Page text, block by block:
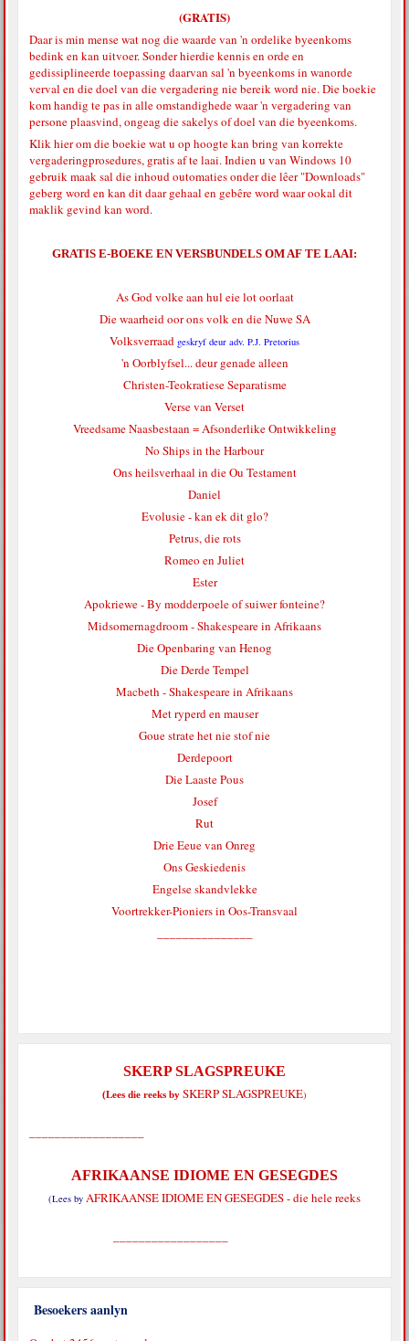
(GRATIS)
Daar is min mense wat nog die waarde van 'n ordelike byeenkoms
bedink en kan uitvoer. Sonder hierdie kennis en orde en
gedissiplineerde toepassing daarvan sal 'n byeenkoms in wanorde
verval en die doel van die vergadering nie bereik word nie. Die boekie
kom handig te pas in alle omstandighede waar 'n vergadering van
persone plaasvind, ongeag die sakelys of doel van die byeenkoms.
Klik hierom die boekie wat u op hoogte kan bring van korrekte
vergaderingprosedures, gratis af te laai. Indien u van Windows 10
gebruik maak sal die inhoud outomaties onder die lêer "Downloads"
geberg word en kan dit daar gehaal en gebêre word waar ookal dit
maklik gevind kan word.
GRATIS E-BOEKE EN VERSBUNDELS OM AF TE LAAI:
As God volke aan hul eie lot oorlaat
Die waarheid oor ons volk en die Nuwe SA
Volksverraad geskryf deur adv. P.J. Pretorius
'n Oorblyfsel... deur genade alleen
Christen-Teokratiese Separatisme
Verse van Verset
Vreedsame Naasbestaan = Afsonderlike Ontwikkeling
No Ships in the Harbour
Ons heilsverhaal in die Ou Testament
Daniel
Evolusie - kan ek dit glo?
Petrus, die rots
Romeo en Juliet
Ester
Apokriewe - By modderpoele of suiwer fonteine?
Midsomernagdroom - Shakespeare in Afrikaans
Die Openbaring van Henog
Die Derde Tempel
Macbeth - Shakespeare in Afrikaans
Met ryperd en mauser
Goue strate het nie stof nie
Derdepoort
Die Laaste Pous
Josef
Rut
Drie Eeue van Onreg
Ons Geskiedenis
Engelse skandvlekke
Voortrekker-Pioniers in Oos-Transvaal
SKERP SLAGSPREUKE
(Lees die reeks by SKERP SLAGSPREUKE)
AFRIKAANSE IDIOME EN GESEGDES
(Lees by AFRIKAANSE IDIOME EN GESEGDES - die hele reeks
Besoekers aanlyn